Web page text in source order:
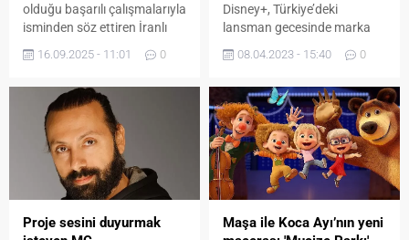
olduğu başarılı çalışmalarıyla
isminden söz ettiren İranlı
Melina, şimdi de 2 şarkıdan
sürmeye hazırlanıyor.
Yönetmenliğini Kerem
Özdemi’in yaptığı ‘ 5 Para’ ve
Suat Sakarya’nın
yönetmenliğini yaptığı
‘Yazılıp Adın Sol Tarafımda’
işlerini yürüttüğü Dubai
16.09.2025 - 11:01 0
Disney+, Türkiye’deki
lansman gecesinde marka
megastar Tarkan’ın rol aldığı
bambaşka dünyaları keşfe
davet ediyor.
08.04.2023 - 15:40 0
Proje sesini duyurmak
Maşa ile Koca Ayı’nın yeni